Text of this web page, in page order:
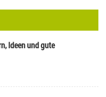
Ideen und gute